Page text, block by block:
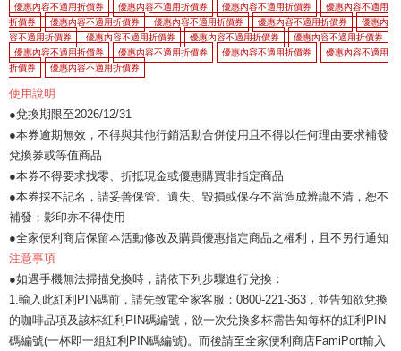
優惠內容不適用折價券 優惠內容不適用折價券 優惠內容不適用折價券
優惠內容不適用
折價券
優惠內容不適用折價券 優惠內容不適用折價券 優惠內容不適用折價券
優惠內
容不適用折價券
優惠內容不適用折價券 優惠內容不適用折價券
優惠內容不適用折價券
優惠內容不適用折價券
優惠內容不適用折價券 優惠內容不適用折價券
優惠內容不適用
折價券
優惠內容不適用折價券
使用說明
●兌換期限至2026/12/31
●本券逾期無效，不得與其他行銷活動合併使用且不得以任何理由要求補發
兌換券或等值商品
●本券不得要求找零、折抵現金或優惠購買非指定商品
●本券採不記名，請妥善保管。遺失、毀損或保存不當造成辨識不清，恕不
補發；影印亦不得使用
●全家便利商店保留本活動修改及購買優惠指定商品之權利，且不另行通知
注意事項
●如遇手機無法掃描兌換時，請依下列步驟進行兌換：
1.輸入此紅利PIN碼前，請先致電全家客服：0800-221-363，並告知欲兌換
的咖啡品項及該杯紅利PIN碼編號，欲一次兌換多杯需告知每杯的紅利PIN
碼編號(一杯即一組紅利PIN碼編號)。而後請至全家便利商店FamiPort輸入